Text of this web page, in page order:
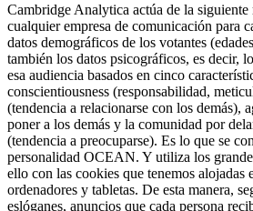
Cambridge Analytica actúa de la
cualquier empresa de comunicación para
datos demográficos de los votantes
también los datos psicográficos, es decir,
esa audiencia basados en cinco
conscientiousness (responsabilidad,
(tendencia a relacionarse con los demás),
poner a los demás y la comunidad por
(tendencia a preocuparse). Es lo que se
personalidad OCEAN. Y utiliza los
ello con las cookies que tenemos alojadas
ordenadores y tabletas. De esta manera,
eslóganes, anuncios que cada persona